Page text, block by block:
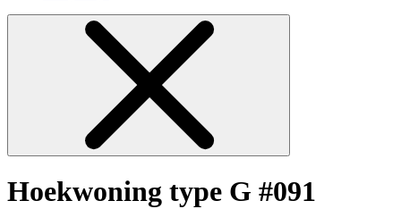
Hoekwoning type G #091